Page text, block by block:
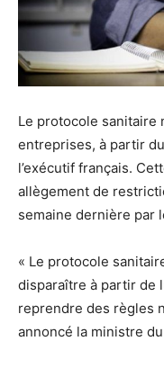
Le protocole sanitaire
entreprises, à partir
l’exécutif français.
allègement de
semaine dernière par
« Le protocole
disparaître à partir de
reprendre des règles
annoncé la ministre